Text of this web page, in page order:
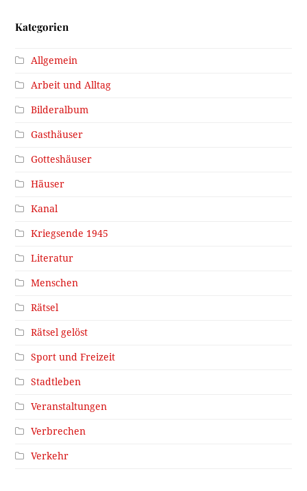
Kategorien
Allgemein
Arbeit und Alltag
Bilderalbum
Gasthäuser
Gotteshäuser
Häuser
Kanal
Kriegsende 1945
Literatur
Menschen
Rätsel
Rätsel gelöst
Sport und Freizeit
Stadtleben
Veranstaltungen
Verbrechen
Verkehr